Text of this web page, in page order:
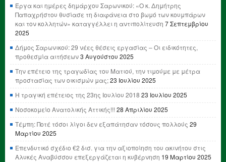
Έργα και ημέρες δημάρχου Σαρωνικού: «Ο κ. Δημήτρης
Παπαχρήστου θυσίασε τη διαφάνεια στο βωμό των κουμπάρων
και τον κολλητών» καταγγέλλει η αντιπολίτευση 7 Σεπτεμβρίου
2025
Δήμος Σαρωνικού: 29 νέες θέσεις εργασίας – Οι ειδικότητες,
προθεσμία αιτήσεων3 Αυγούστου 2025
Την επέτειο της τραγωδίας του Ματιού, την τιμούμε με μέτρα
προστασίας των οικισμών μας;23 Ιουλίου 2025
Η τραγική επέτειος της 23ης Ιουλίου 2018 23 Ιουλίου 2025
Νοσοκομείο Ανατολικής Αττικής!!! 28 Απριλίου 2025
Τέμπη: Ποτέ τόσοι λίγοι δεν εξαπάτησαν τόσους πολλούς 29
Μαρτίου 2025
Επενδυτικό σχέδιο €2 δισ. για την αξιοποίηση του ακινήτου στις
Αλυκές Αναβύσσου επεξεργάζεται η κυβέρνηση 19 Μαρτίου 2025